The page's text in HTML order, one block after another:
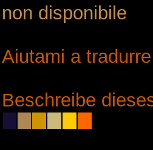
non disponibile
Aiutami a
Beschreibe